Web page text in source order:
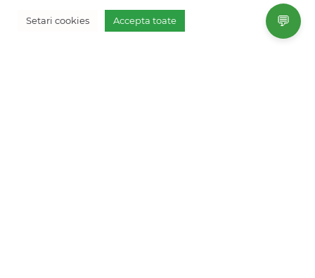
info@freshholidays.ro
Setari cookies Accepta toate 💬